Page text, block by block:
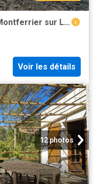
Vente Maison 5 pièces 146 m2 Montferrier sur Lez
Voir les détails
12 photos